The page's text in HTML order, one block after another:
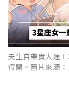
天生自帶貴人運
得開。圖片來源